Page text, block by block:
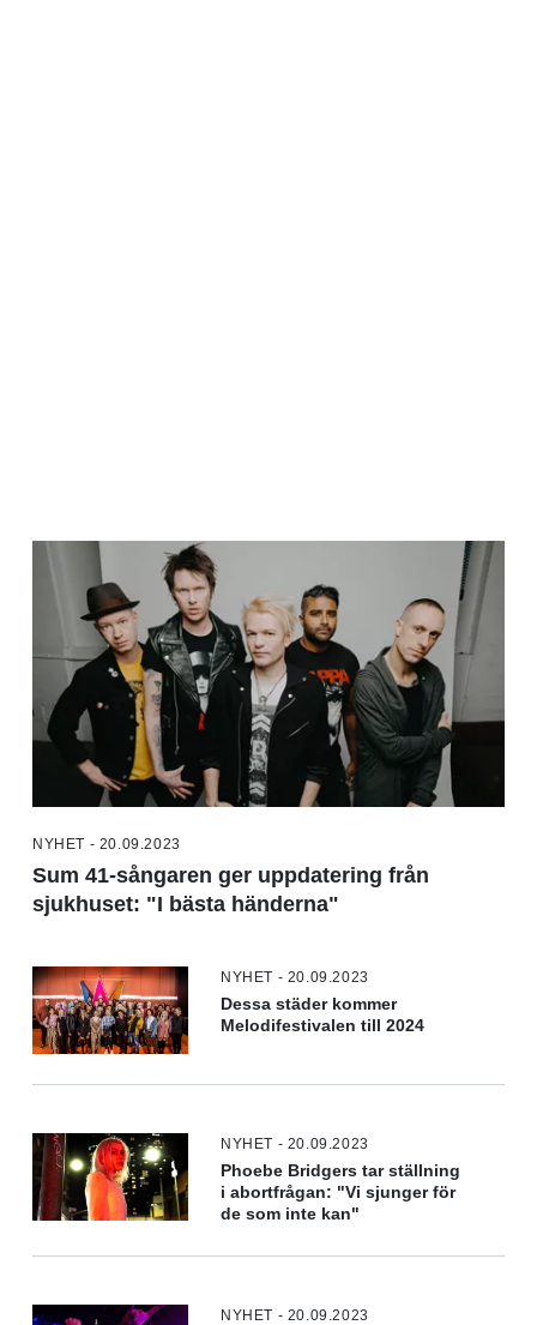
NYHET - 20.09.2023
Sum 41-sångaren ger uppdatering från
sjukhuset: "I bästa händerna"
NYHET - 20.09.2023
Dessa städer kommer
Melodifestivalen till 2024
NYHET - 20.09.2023
Phoebe Bridgers tar ställning
i abortfrågan: "Vi sjunger för
de som inte kan"
NYHET - 20.09.2023